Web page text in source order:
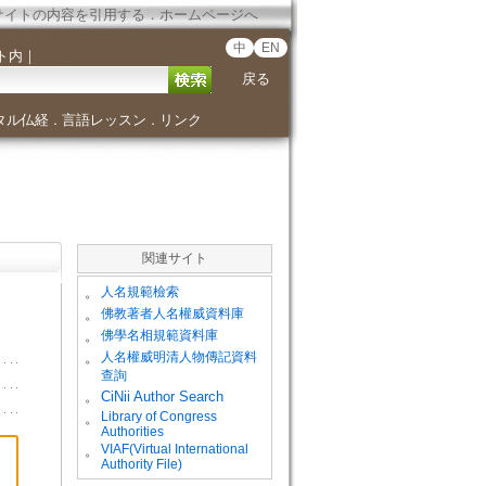
イトの内容を引用する．ホームページへ
内 ｜ 中 EN
戻る
ル仏経． 言語レッスン ． リンク
関連サイト
。 人名規範檢索
。 佛教著者人名權威資料庫
。 佛學名相規範資料庫
。
人名權威明清人物傳記資料
查詢
。
CiNii Author Search
。
Library of Congress
Authorities
。
VIAF(Virtual International
Authority File)